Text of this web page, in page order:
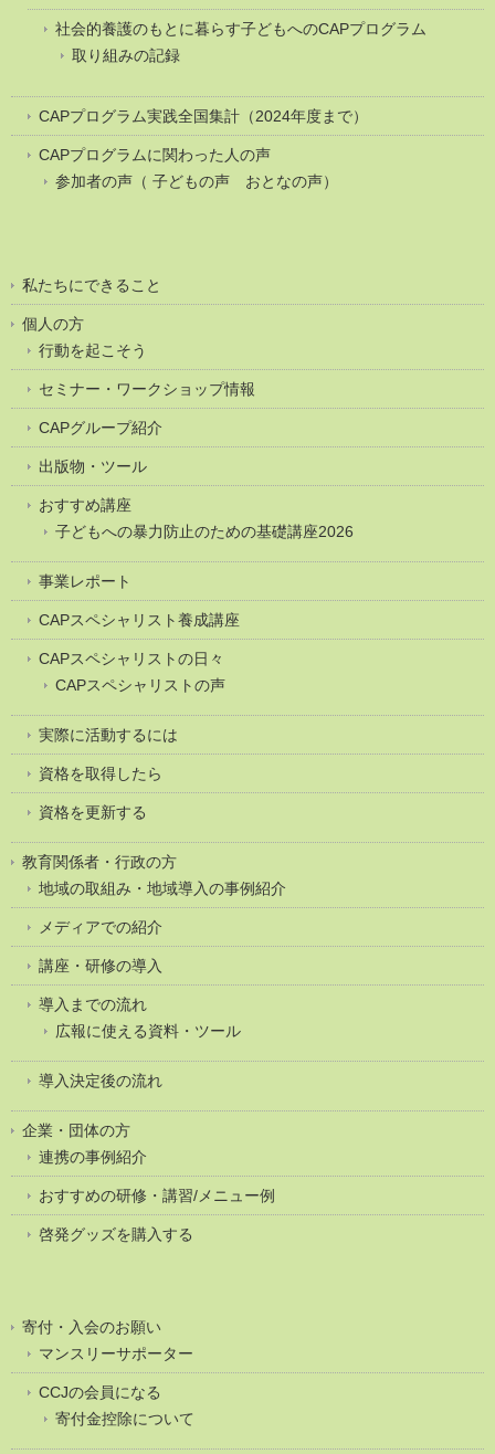
社会的養護のもとに暮らす子どもへのCAPプログラム
取り組みの記録
CAPプログラム実践全国集計（2024年度まで）
CAPプログラムに関わった人の声
参加者の声（ 子どもの声 おとなの声）
私たちにできること
個人の方
行動を起こそう
セミナー・ワークショップ情報
CAPグループ紹介
出版物・ツール
おすすめ講座
子どもへの暴力防止のための基礎講座2026
事業レポート
CAPスペシャリスト養成講座
CAPスペシャリストの日々
CAPスペシャリストの声
実際に活動するには
資格を取得したら
資格を更新する
教育関係者・行政の方
地域の取組み・地域導入の事例紹介
メディアでの紹介
講座・研修の導入
導入までの流れ
広報に使える資料・ツール
導入決定後の流れ
企業・団体の方
連携の事例紹介
おすすめの研修・講習/メニュー例
啓発グッズを購入する
寄付・入会のお願い
マンスリーサポーター
CCJの会員になる
寄付金控除について